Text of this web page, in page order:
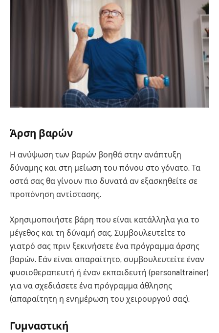
Άρση βαρών
Η ανύψωση των βαρών βοηθά στην ανάπτυξη
δύναμης και στη μείωση του πόνου στο γόνατο. Τα
οστά σας θα γίνουν πιο δυνατά αν εξασκηθείτε σε
προπόνηση αντίστασης.
Χρησιμοποιήστε βάρη που είναι κατάλληλα για το
μέγεθος και τη δύναμή σας. Συμβουλευτείτε το
γιατρό σας πριν ξεκινήσετε ένα πρόγραμμα άρσης
βαρών. Εάν είναι απαραίτητο, συμβουλευτείτε έναν
φυσιοθεραπευτή ή έναν εκπαιδευτή (personaltrainer)
για να σχεδιάσετε ένα πρόγραμμα άθλησης
(απαραίτητη η ενημέρωση του χειρουργού σας).
Γυμναστική